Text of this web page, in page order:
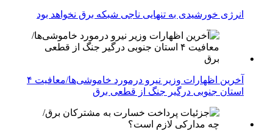
انرژی خورشیدی به تنهایی ناجی شبکه برق نخواهد بود
آخرین اظهارات وزیر نیرو درمورد خاموشی‌ها/معافیت ۴
استان جنوبی درگیر جنگ از قطعی برق